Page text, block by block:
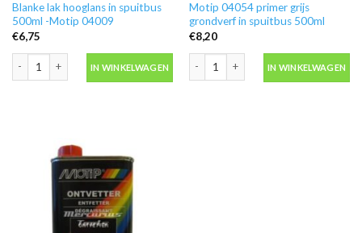
Blanke lak hooglans in spuitbus
500ml -Motip 04009
€6,75
IN WINKELWAGEN
Motip 04054 primer grijs
grondverf in spuitbus 500ml
€8,20
IN WINKELWAGEN